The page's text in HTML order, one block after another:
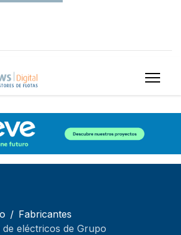
Fabricantes
de eléctricos de Grupo